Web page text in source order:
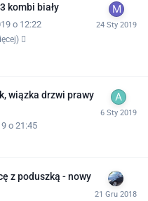
kombi biały
o 12:22
wiązka drzwi prawy
o 21:45
z poduszką - nowy